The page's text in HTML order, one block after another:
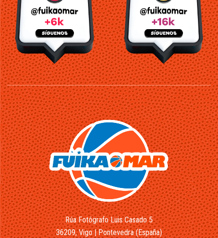
Rúa Fotógrafo Luis Casado 5
36209, Vigo | Pontevedra (España)